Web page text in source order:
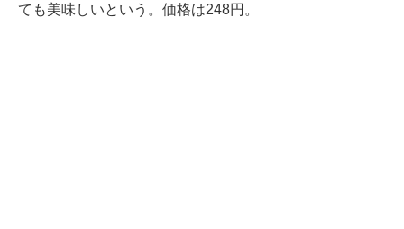
ても美味しいという。価格は248円。